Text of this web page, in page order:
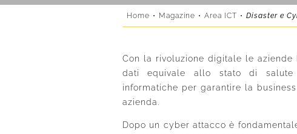
Home • Magazine • Area ICT • Disaster e
Con la rivoluzione digitale le
dati equivale allo stato di salute
informatiche per garantire la
azienda.
Dopo un cyber attacco è